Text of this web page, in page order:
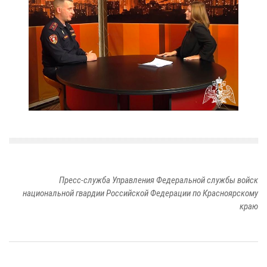
Пресс-служба Управления Федеральной службы войск
национальной гвардии Российской Федерации по Красноярскому
краю